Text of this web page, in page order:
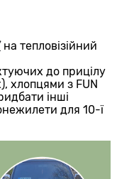
на тепловізійний
до прицілу
хлопцями з FUN
інші
для 10-ї